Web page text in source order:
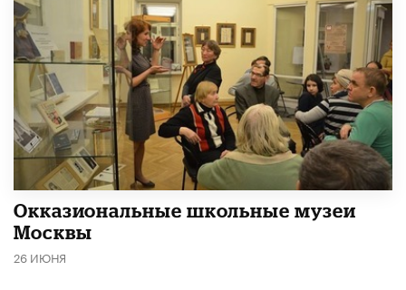
​Окказиональные школьные музеи
Москвы
26 ИЮНЯ